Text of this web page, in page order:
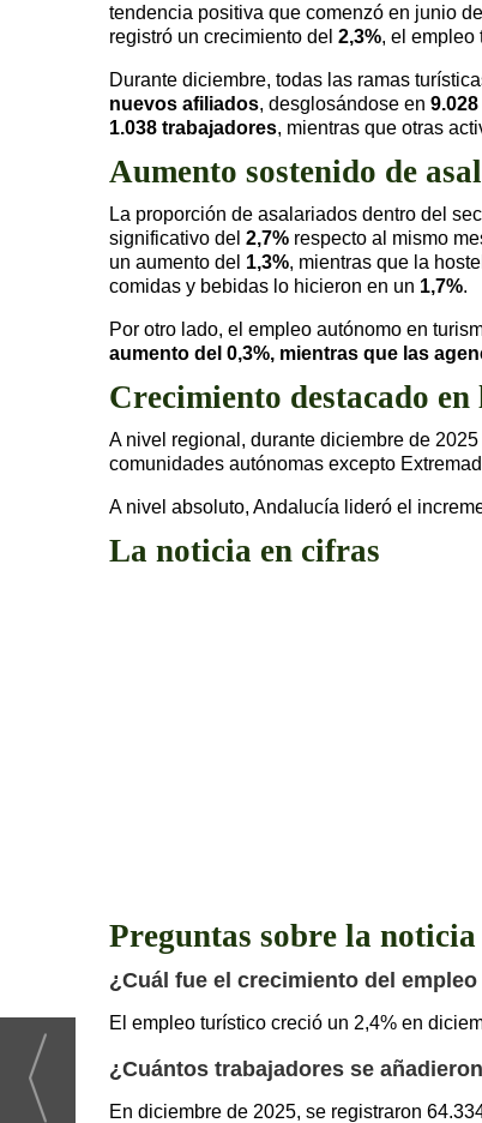
tendencia positiva que comenzó en junio
registró un crecimiento del 2,3%, el empleo
Durante diciembre, todas las ramas
nuevos afiliados, desglosándose en 9.028
1.038 trabajadores, mientras que otras
Aumento sostenido de
La proporción de asalariados dentro del
significativo del 2,7% respecto al mismo
un aumento del 1,3%, mientras que la
comidas y bebidas lo hicieron en un 1,7%.
Por otro lado, el empleo autónomo en
aumento del 0,3%, mientras que las
Crecimiento destacado
A nivel regional, durante diciembre de
comunidades autónomas excepto
A nivel absoluto, Andalucía lideró el
La noticia en cifras
Preguntas sobre la noticia
¿Cuál fue el crecimiento del
El empleo turístico creció un 2,4% en
¿Cuántos trabajadores se
En diciembre de 2025, se registraron